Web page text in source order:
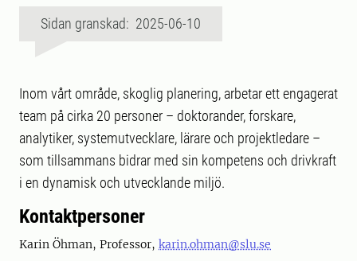
Sidan granskad: 2025-06-10
Inom vårt område, skoglig planering, arbetar ett engagerat
team på cirka 20 personer – doktorander, forskare,
analytiker, systemutvecklare, lärare och projektledare –
som tillsammans bidrar med sin kompetens och drivkraft
i en dynamisk och utvecklande miljö.
Kontaktpersoner
Karin Öhman, Professor, karin.ohman@slu.se